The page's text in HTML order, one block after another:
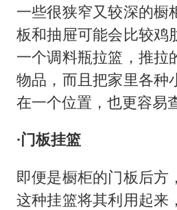
一些很狭窄又较深的橱
板和抽屉可能会比较鸡
一个调料瓶拉篮，推拉
物品，而且把家里各种
在一个位置，也更容易
·门板挂篮
即便是橱柜的门板后方
这种挂篮将其利用起来